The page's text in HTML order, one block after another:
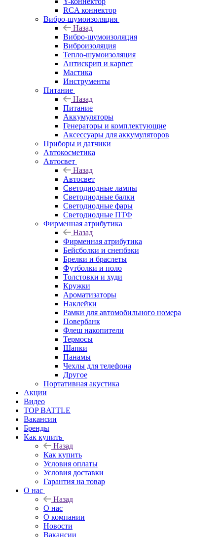
RCA коннектор
Вибро-шумоизоляция
Назад
Вибро-шумоизоляция
Виброизоляция
Тепло-шумоизоляция
Антискрип и карпет
Мастика
Инструменты
Питание
Назад
Питание
Аккумуляторы
Генераторы и комплектующие
Аксессуары для аккумуляторов
Приборы и датчики
Автокосметика
Автосвет
Назад
Автосвет
Светодиодные лампы
Светодиодные балки
Светодиодные фары
Светодиодные ПТФ
Фирменная атрибутика
Назад
Фирменная атрибутика
Бейсболки и снепбэки
Брелки и браслеты
Футболки и поло
Толстовки и худи
Кружки
Ароматизаторы
Наклейки
Рамки для автомобильного номера
Повербанк
Флеш накопители
Термосы
Шапки
Панамы
Чехлы для телефона
Другое
Портативная акустика
Акции
Видео
TOP BATTLE
Вакансии
Бренды
Как купить
Назад
Как купить
Условия оплаты
Условия доставки
Гарантия на товар
О нас
Назад
О нас
О компании
Новости
Вакансии